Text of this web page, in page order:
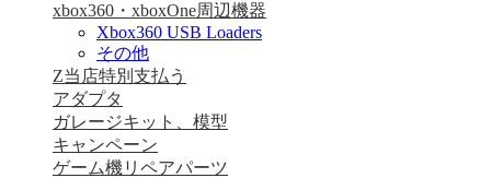
xbox360・xboxOne周辺機器
Xbox360 USB Loaders
その他
Z当店特別支払う
アダプタ
ガレージキット、模型
キャンペーン
ゲーム機リペアパーツ